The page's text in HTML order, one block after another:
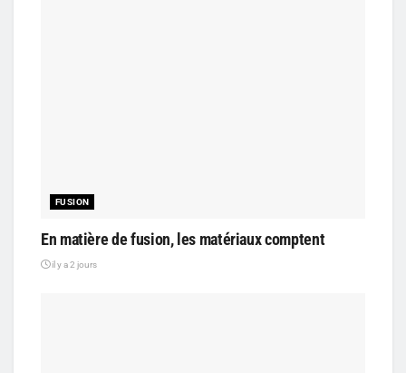
FUSION
En matière de fusion, les matériaux comptent
il y a 2 jours